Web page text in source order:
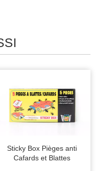
Sticky Box Pièges anti
Cafards et Blattes